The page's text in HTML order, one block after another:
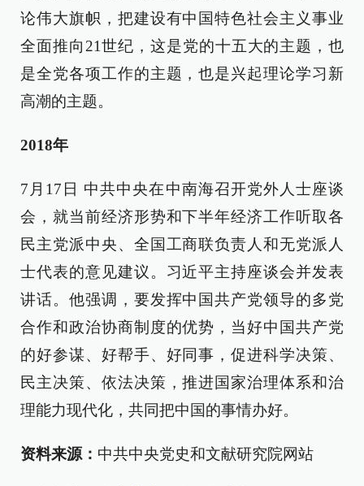
论伟大旗帜，把建设有中国特色社会主义事业
全面推向21世纪，这是党的十五大的主题，也
是全党各项工作的主题，也是兴起理论学习新
高潮的主题。
2018年
7月17日 中共中央在中南海召开党外人士座谈
会，就当前经济形势和下半年经济工作听取各
民主党派中央、全国工商联负责人和无党派人
士代表的意见建议。习近平主持座谈会并发表
讲话。他强调，要发挥中国共产党领导的多党
合作和政治协商制度的优势，当好中国共产党
的好参谋、好帮手、好同事，促进科学决策、
民主决策、依法决策，推进国家治理体系和治
理能力现代化，共同把中国的事情办好。
资料来源： 中共中央党史和文献研究院网站